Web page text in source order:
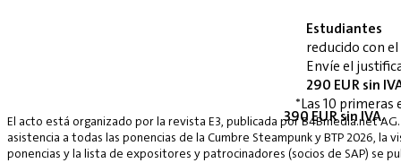
390 EUR sin IVA.
Estudiantes
reducido con
Envíe el
290 EUR sin
*Las 10
El acto está organizado por la revista E3, publicada por B4Bmedia.net
asistencia a todas las ponencias de la Cumbre Steampunk y BTP 2026,
ponencias y la lista de expositores y patrocinadores (socios de SAP) se